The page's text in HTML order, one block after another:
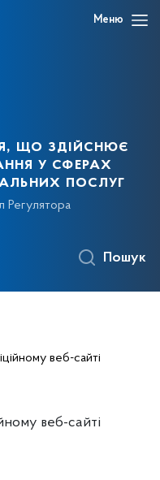
Меню
що здійснює
у сферах
послуг
Регулятора
Пошук
веб-сайті
веб-сайті